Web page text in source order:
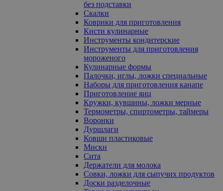
без подставки
Скалки
Коврики для приготовления
Кисти кулинарные
Инструменты кондитерские
Инструменты для приготовления
мороженого
Кулинарные формы
Палочки, иглы, ложки специальные
Наборы для приготовления канапе
Приготовление яиц
Кружки, кувшины, ложки мерные
Термометры, спиртометры, таймеры
Воронки
Дуршлаги
Ковши пластиковые
Миски
Сита
Держатели для молока
Совки, ложки для сыпучих продуктов
Доски разделочные